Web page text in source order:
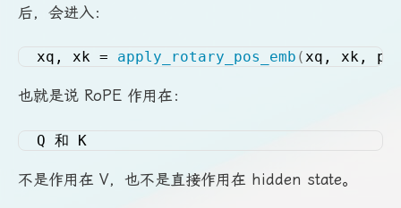
后，会进入：
xq, xk = apply_rotary_pos_emb (xq, xk,
也就是说 RoPE 作用在：
Q 和 K
不是作用在 V，也不是直接作用在 hidden state。